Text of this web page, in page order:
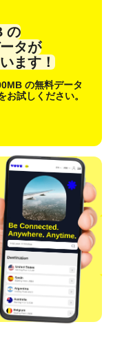
の
タが
ます！
の無料データ
お試しください。